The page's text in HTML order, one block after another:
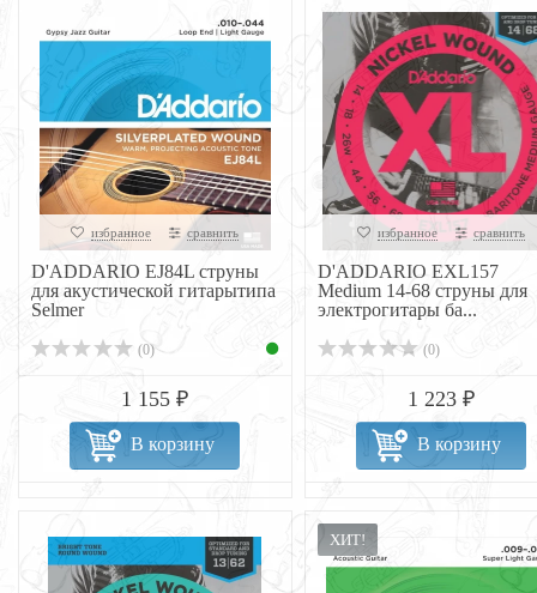
избранное сравнить
D'ADDARIO EJ84L струны
для акустической гитарытипа
Selmer
(0)
1 155 ₽
В корзину
избранное сравнить
D'ADDARIO EXL157
Medium 14-68 струны для
электрогитары ба...
(0)
1 223 ₽
В корзину
ХИТ!